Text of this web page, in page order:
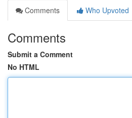
Comments
Who Upvoted
Comments
Submit a Comment
No HTML